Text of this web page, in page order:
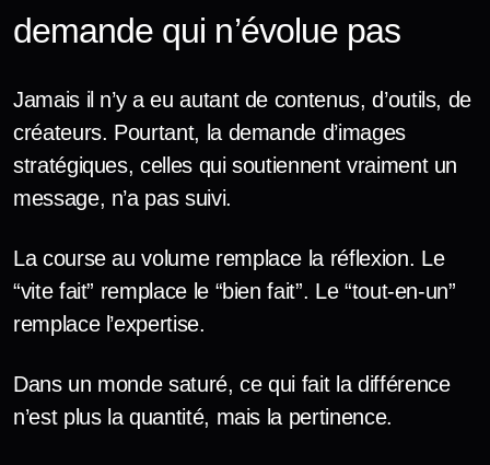
demande qui n’évolue pas
Jamais il n’y a eu autant de contenus, d’outils, de
créateurs. Pourtant, la demande d’images
stratégiques, celles qui soutiennent vraiment un
message, n’a pas suivi.
La course au volume remplace la réflexion. Le
“vite fait” remplace le “bien fait”. Le “tout-en-un”
remplace l’expertise.
Dans un monde saturé, ce qui fait la différence
n’est plus la quantité, mais la pertinence.